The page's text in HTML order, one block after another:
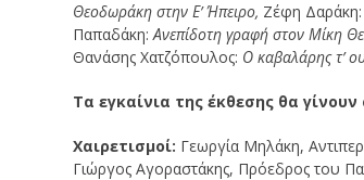
Θεοδωράκη στην Ε’ Ήπειρο, Ζέφη
Παπαδάκη:Ανεπίδοτη γραφή στον Μίκη
Θανάσης Χατζόπουλος: Ο καβαλάρης τ’
Τα εγκαίνια της έκθεσης θα
Χαιρετισμοί: Γεωργία Μηλάκη,
Γιώργος Αγοραστάκης, Πρόεδρος του